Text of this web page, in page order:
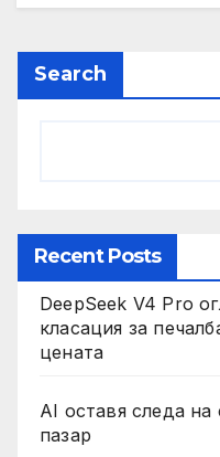
Search
Recent Posts
DeepSeek V4 Pro
класация за
цената
AI оставя следа
пазар